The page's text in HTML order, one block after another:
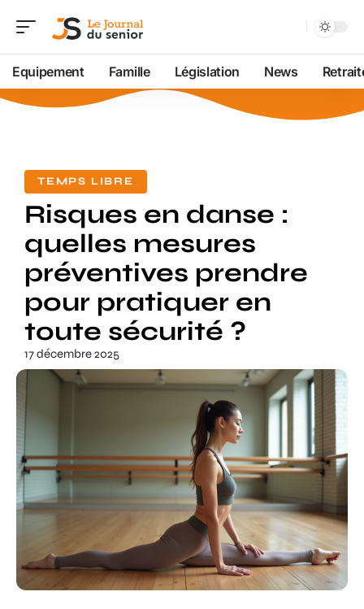
Equipement Famille Législation News
TEMPS LIBRE
Risques en danse :
quelles mesures
préventives prendre
pour pratiquer en
toute sécurité ?
17 décembre 2025